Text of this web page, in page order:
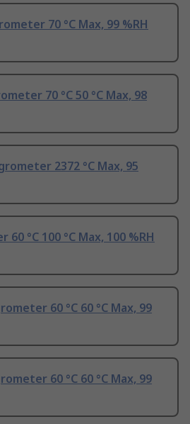
70 °C Max, 99 %RH
70 °C 50 °C Max, 98
2372 °C Max, 95
60 °C 100 °C Max, 100 %RH
60 °C 60 °C Max, 99
60 °C 60 °C Max, 99